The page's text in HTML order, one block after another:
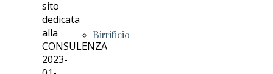
Birrificio
sito
dedicata
alla
CONSULENZA
2023-